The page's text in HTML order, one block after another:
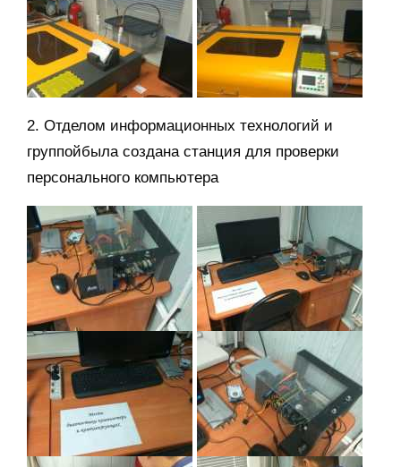
2. Отделом информационных технологий и
группойбыла создана станция для проверки
персонального компьютера